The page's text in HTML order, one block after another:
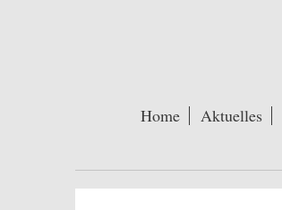
Home Aktuelles